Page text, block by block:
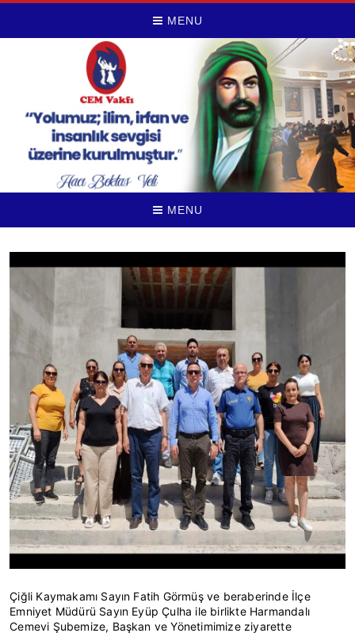
MENU
MENU
Çiğli Kaymakamı Sayın Fatih Görmüş ve beraberinde İlçe
Emniyet Müdürü Sayın Eyüp Çulha ile birlikte Harmandalı
Cemevi Şubemize, Başkan ve Yönetimimize ziyarette